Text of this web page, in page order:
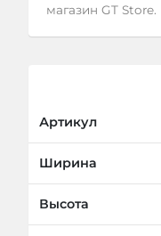
магазин GT Store.
Артикул
Ширина
Высота